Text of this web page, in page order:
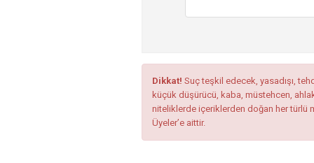
Dikkat! Suç teşkil edecek, yasadışı,
küçük düşürücü, kaba, müstehcen,
niteliklerde içeriklerden doğan her türlü
Üyeler’e aittir.